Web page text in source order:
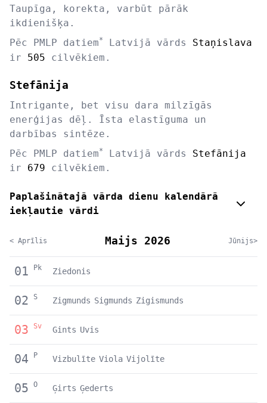
Taupīga, korekta, varbūt pārāk
ikdienišķa.
Pēc PMLP datiem* Latvijā vārds Staņislava
ir 505 cilvēkiem.
Stefānija
Intrigante, bet visu dara milzīgās
enerģijas dēļ. Īsta elastīguma un
darbības sintēze.
Pēc PMLP datiem* Latvijā vārds Stefānija
ir 679 cilvēkiem.
Paplašinātajā vārda dienu kalendārā
iekļautie vārdi
< Aprīlis Maijs 2026 Jūnijs>
01 Pk Ziedonis
02 S Zigmunds Sigmunds Zigismunds
03 Sv Gints Uvis
04 P Vizbulīte Viola Vijolīte
05 O Ģirts Ģederts